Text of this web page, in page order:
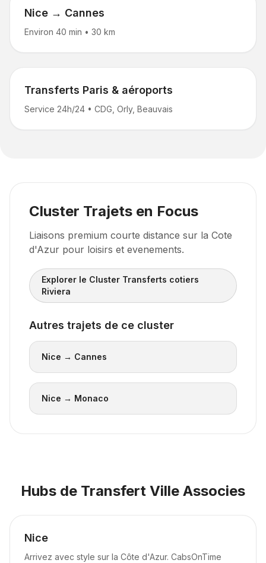
Nice → Cannes
Environ 40 min • 30 km
Transferts Paris & aéroports
Service 24h/24 • CDG, Orly, Beauvais
Cluster Trajets en Focus
Liaisons premium courte distance sur la Cote
d'Azur pour loisirs et evenements.
Explorer le Cluster Transferts cotiers
Riviera
Autres trajets de ce cluster
Nice → Cannes
Nice → Monaco
Hubs de Transfert Ville Associes
Nice
Arrivez avec style sur la Côte d'Azur. CabsOnTime